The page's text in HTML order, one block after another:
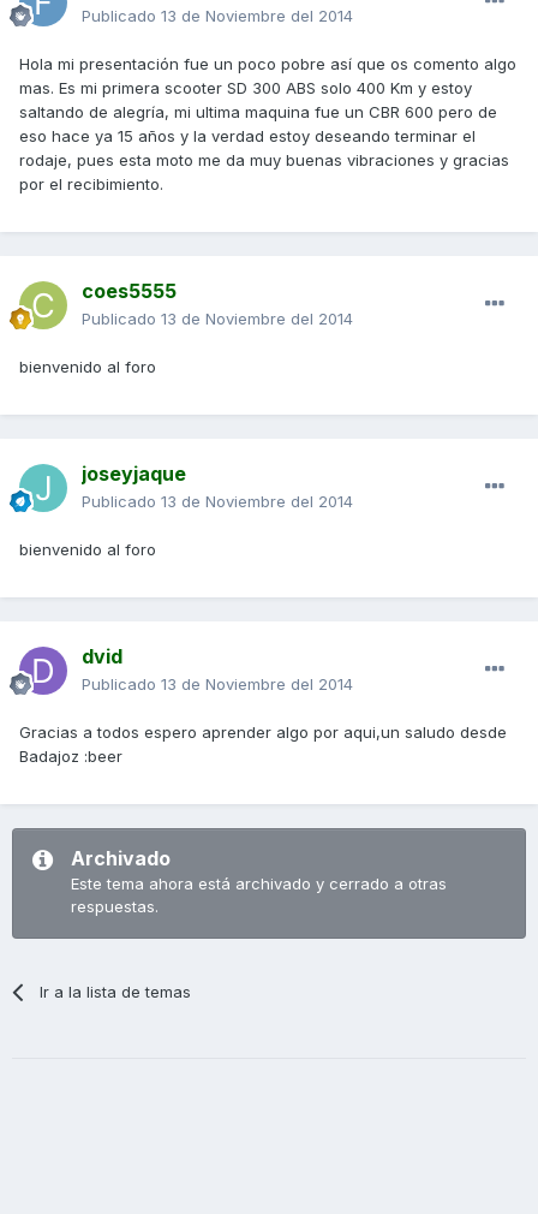
Publicado 13 de Noviembre del 2014
Hola mi presentación fue un poco pobre así que os comento algo
mas. Es mi primera scooter SD 300 ABS solo 400 Km y estoy
saltando de alegría, mi ultima maquina fue un CBR 600 pero de
eso hace ya 15 años y la verdad estoy deseando terminar el
rodaje, pues esta moto me da muy buenas vibraciones y gracias
por el recibimiento.
coes5555
Publicado 13 de Noviembre del 2014
bienvenido al foro
joseyjaque
Publicado 13 de Noviembre del 2014
bienvenido al foro
dvid
Publicado 13 de Noviembre del 2014
Gracias a todos espero aprender algo por aqui,un saludo desde
Badajoz :beer
Archivado
Este tema ahora está archivado y cerrado a otras
respuestas.
Ir a la lista de temas